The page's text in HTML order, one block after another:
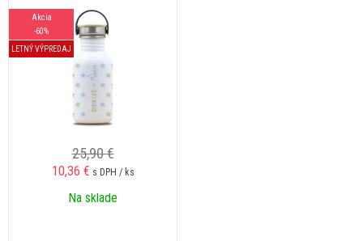
Akcia
-60%
LETNÝ VÝPREDAJ
25,90 €
10,36 € s DPH / ks
Na sklade